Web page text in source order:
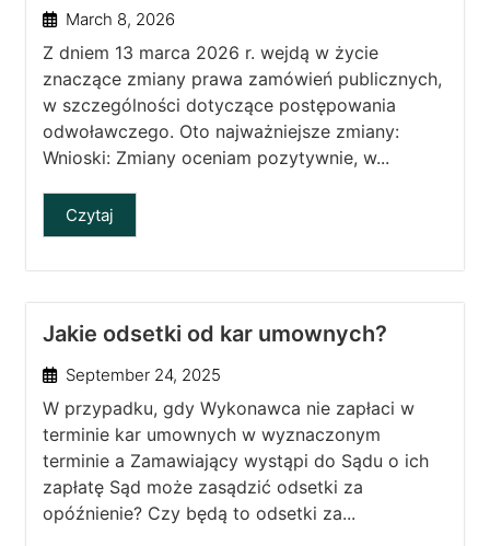
March 8, 2026
Z dniem 13 marca 2026 r. wejdą w życie
znaczące zmiany prawa zamówień publicznych,
w szczególności dotyczące postępowania
odwoławczego. Oto najważniejsze zmiany:
Wnioski: Zmiany oceniam pozytywnie, w...
Czytaj
Jakie odsetki od kar umownych?
September 24, 2025
W przypadku, gdy Wykonawca nie zapłaci w
terminie kar umownych w wyznaczonym
terminie a Zamawiający wystąpi do Sądu o ich
zapłatę Sąd może zasądzić odsetki za
opóźnienie? Czy będą to odsetki za...